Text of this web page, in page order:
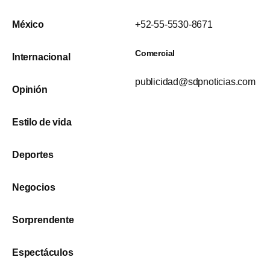
México
Internacional
Opinión
Estilo de vida
Deportes
Negocios
Sorprendente
Espectáculos
+52-55-5530-8671
Comercial
publicidad@sdpnoticias.com